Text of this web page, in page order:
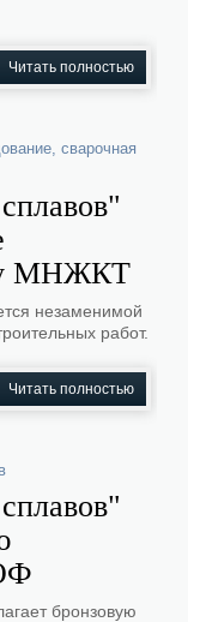
Читать полностью
, сварочная
МНЖКТ
незаменимой
работ.
Читать полностью
бронзовую